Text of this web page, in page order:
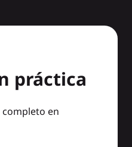
práctica
en